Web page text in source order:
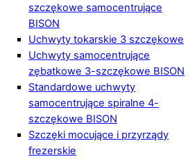
szczękowe samocentrujące
BISON
Uchwyty tokarskie 3 szczękowe
Uchwyty samocentrujące
zębatkowe 3-szczękowe BISON
Standardowe uchwyty
samocentrujące spiralne 4-
szczękowe BISON
Szczęki mocujące i przyrządy
frezerskie